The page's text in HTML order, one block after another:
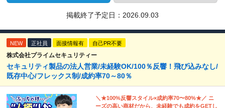
掲載終了予定日： 2026.09.03
NEW 正社員 面接情報有 自己PR不要
株式会社プライムセキュリティー
セキュリティ製品の法人営業/未経験OK/100％反響！飛び込みなし/
既存中心/フレックス制/成約率70～80％
＼★100%反響スタイル×成約率70〜80%★／ ニ
ーズの高い商材だから、未経験でも成約をGETし